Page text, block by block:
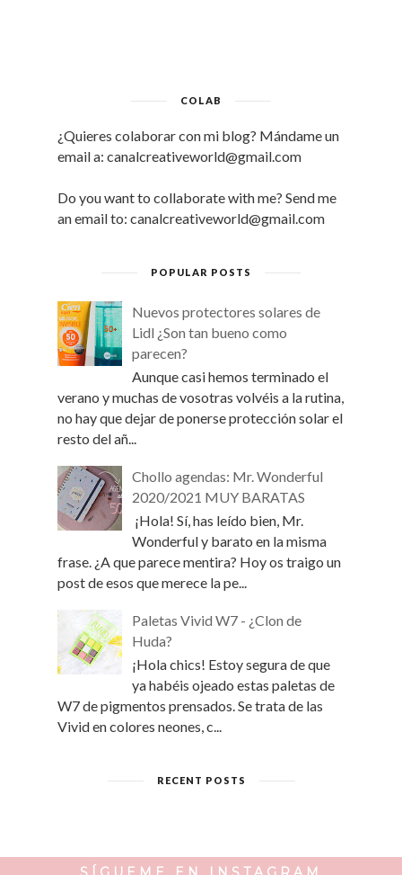
COLAB
¿Quieres colaborar con mi blog? Mándame un
email a: canalcreativeworld@gmail.com
Do you want to collaborate with me? Send me
an email to: canalcreativeworld@gmail.com
POPULAR POSTS
Nuevos protectores solares de
Lidl ¿Son tan bueno como
parecen?
Aunque casi hemos terminado el
verano y muchas de vosotras volvéis a la rutina,
no hay que dejar de ponerse protección solar el
resto del añ...
Chollo agendas: Mr. Wonderful
2020/2021 MUY BARATAS
¡Hola! Sí, has leído bien, Mr.
Wonderful y barato en la misma
frase. ¿A que parece mentira? Hoy os traigo un
post de esos que merece la pe...
Paletas Vivid W7 - ¿Clon de
Huda?
¡Hola chics! Estoy segura de que
ya habéis ojeado estas paletas de
W7 de pigmentos prensados. Se trata de las
Vivid en colores neones, c...
RECENT POSTS